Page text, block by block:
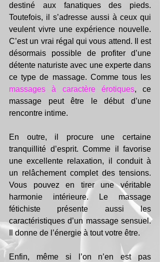
destiné aux fanatiques des pieds.
Toutefois, il s’adresse aussi à ceux qui
veulent vivre une expérience nouvelle.
C’est un vrai régal qui vous attend. Il est
désormais possible de profiter d’une
détente naturiste avec une experte dans
massages à caractère érotiques, ce
massage peut être le début d’une
rencontre intime.
En outre, il procure une certaine
tranquillité d’esprit. Comme il favorise
une excellente relaxation, il conduit à
un relâchement complet des tensions.
Vous pouvez en tirer une véritable
harmonie intérieure. Le massage
fétichiste présente aussi les
caractéristiques d’un massage sensuel.
Il donne de l’énergie à tout votre être.
Enfin, même si l’on n’en est pas